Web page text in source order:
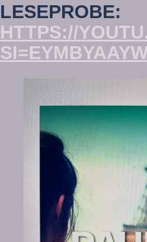
LESEPROBE:
HTTPS://